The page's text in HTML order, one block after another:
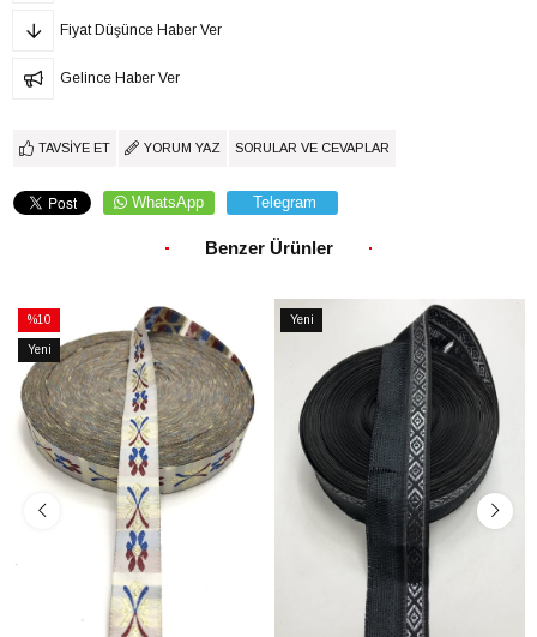
Fiyat Düşünce Haber Ver
Gelince Haber Ver
TAVSIYE ET YORUM YAZ SORULAR VE CEVAPLAR
WhatsApp Telegram
Benzer Ürünler
%10
İndirim
%10İndirim
Yeni
Ürün
Yeni